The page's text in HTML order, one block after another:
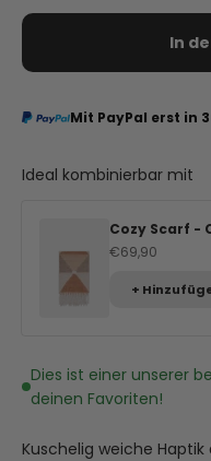
In
Mit PayPal erst in
Ideal kombinierbar mit
Cozy Scarf -
Angebot
€69,90
+
Dies ist einer unserer
deinen Favoriten!
Kuschelig weiche